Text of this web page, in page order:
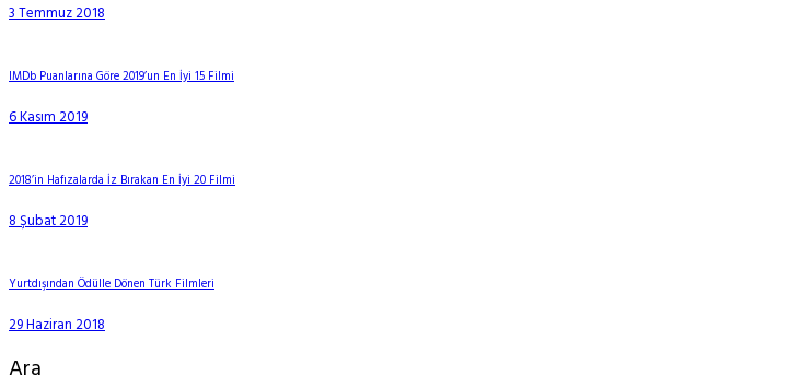
3 Temmuz 2018
IMDb Puanlarına Göre 2019’un En İyi 15 Filmi
6 Kasım 2019
2018’in Hafızalarda İz Bırakan En İyi 20 Filmi
8 Şubat 2019
Yurtdışından Ödülle Dönen Türk Filmleri
29 Haziran 2018
Ara